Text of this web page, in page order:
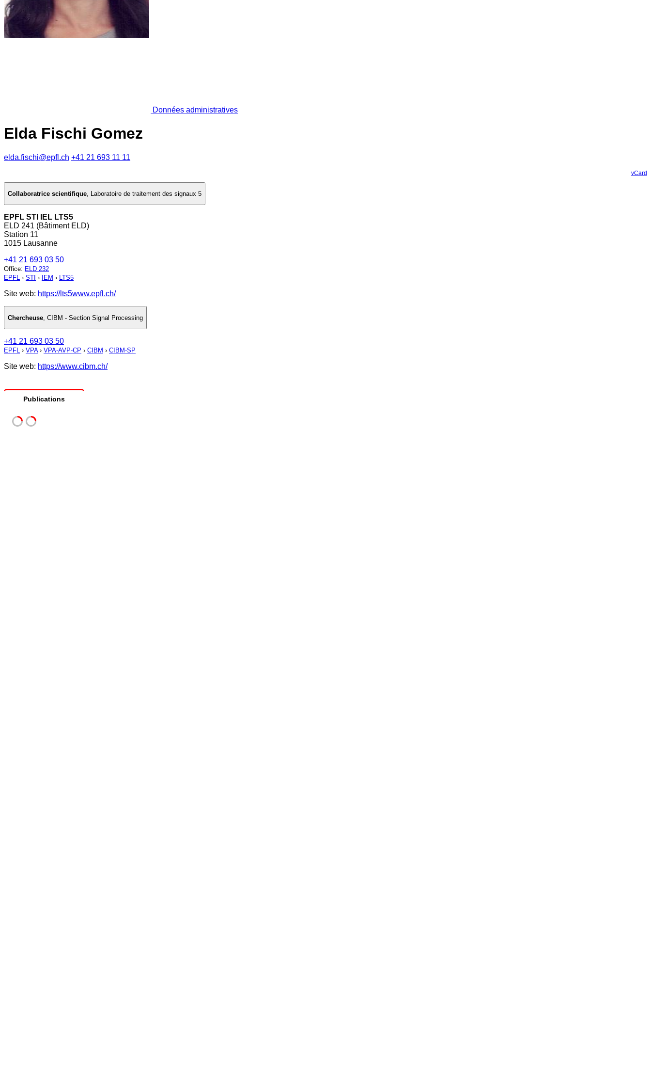
Données administratives
Elda Fischi Gomez
elda.fischi@epfl.ch +41 21 693 11 11
vCard
Collaboratrice scientifique, Laboratoire de traitement des signaux 5
EPFL STI IEL LTS5
ELD 241 (Bâtiment ELD)
Station 11
1015 Lausanne
+41 21 693 03 50
Office: ELD 232
EPFL › STI › IEM › LTS5
Site web: https://lts5www.epfl.ch/
Chercheuse CIBM - Section Signal Processing
+41 21 693 03 50
EPFL › VPA› VPA-AVP-CP › CIBM › CIBM-SP
Site web: https://www.cibm.ch/
Publications